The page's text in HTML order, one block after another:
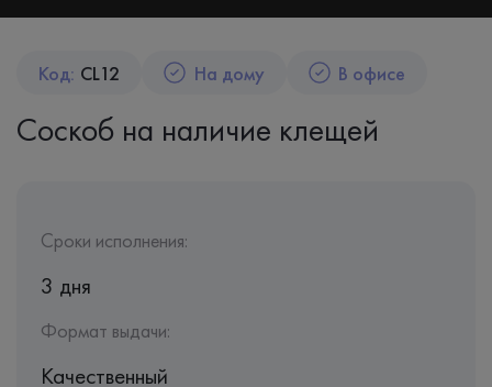
Код: CL12 На дому В офисе
Соскоб на наличие клещей
Сроки исполнения:
3 дня
Формат выдачи:
Качественный